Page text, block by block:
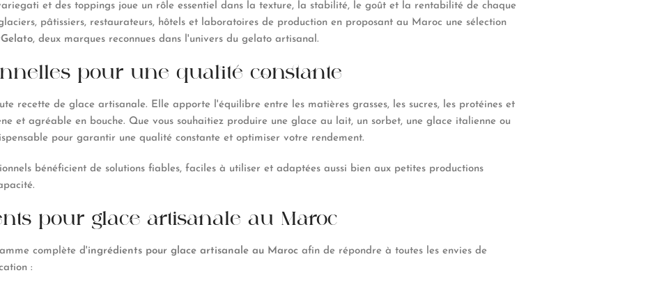
et des toppings joue un rôle essentiel dans la texture, la stabilité, le goût et la rentabilité de chaque
pâtissiers, restaurateurs, hôtels et laboratoires de production en proposant au Maroc une sélection
, deux marques reconnues dans l'univers du gelato artisanal.
pour une qualité constante
recette de glace artisanale. Elle apporte l'équilibre entre les matières grasses, les sucres, les protéines et
et agréable en bouche. Que vous souhaitiez produire une glace au lait, un sorbet, une glace italienne ou
pour garantir une qualité constante et optimiser votre rendement.
bénéficient de solutions fiables, faciles à utiliser et adaptées aussi bien aux petites productions
pour glace artisanale au Maroc
complète d'ingrédients pour glace artisanale au Maroc afin de répondre à toutes les envies de
: